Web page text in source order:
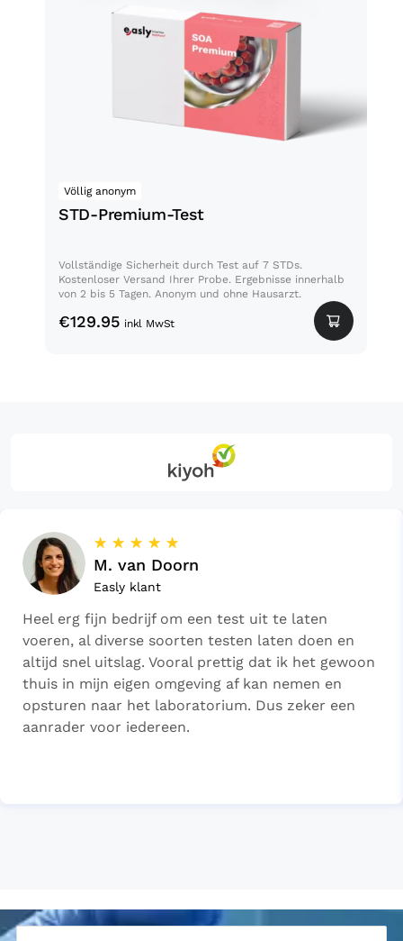
STD-Premium-Test
Völlig anonym
STD-Premium-Test
Vollständige Sicherheit durch Test auf 7 STDs.
Kostenloser Versand Ihrer Probe. Ergebnisse innerhalb
von 2 bis 5 Tagen. Anonym und ohne Hausarzt.
€129.95 inkl MwSt
☆ ☆ ☆ ☆ ☆
M. van Doorn
Easly klant
Heel erg fijn bedrijf om een test uit te laten
voeren, al diverse soorten testen laten doen en
altijd snel uitslag. Vooral prettig dat ik het gewoon
thuis in mijn eigen omgeving af kan nemen en
opsturen naar het laboratorium. Dus zeker een
aanrader voor iedereen.